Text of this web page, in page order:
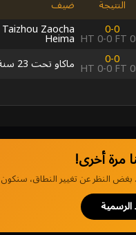
النتيجة
ضيف
0-0
HT0-0FT
Taizhou Zaocha
Heima
0-0
HT0-0FT ماكاو تحت 23 سنة
مرة أخرى!
النظر عن تغيير النطاق،
الرسمية